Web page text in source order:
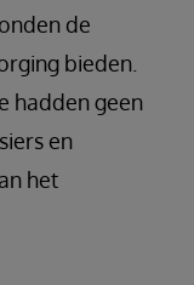
de
bieden.
hadden geen
en
het